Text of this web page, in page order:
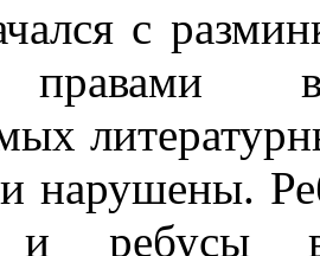
с
нарушены.
и ребусы в